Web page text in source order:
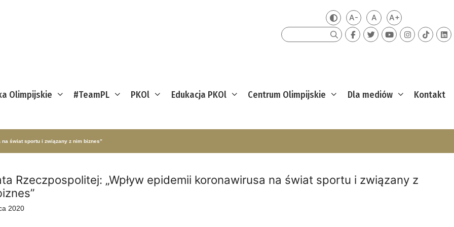
Zmień kontrast
A-Mniejsza czcionka
ADomyślna czcionka
A+Większa
Szukaj
Olimpijskie #TeamPL PKOl Edukacja PKOl Centrum Olimpijskie Dla mediów Kontakt
świat sportu i związany z nim biznes”
Rzeczpospolitej: „Wpływ epidemii koronawirusa na świat sportu i związany z
2020